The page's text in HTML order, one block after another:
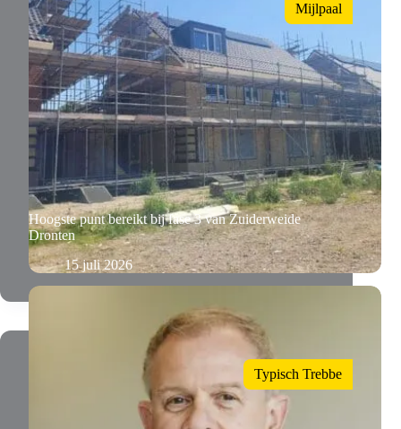
Mijlpaal
Hoogste punt bereikt bij fase 3 van Zuiderweide
Dronten
15 juli 2026
Typisch Trebbe